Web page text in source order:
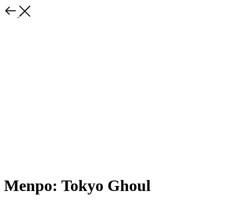
Menpo: Tokyo Ghoul